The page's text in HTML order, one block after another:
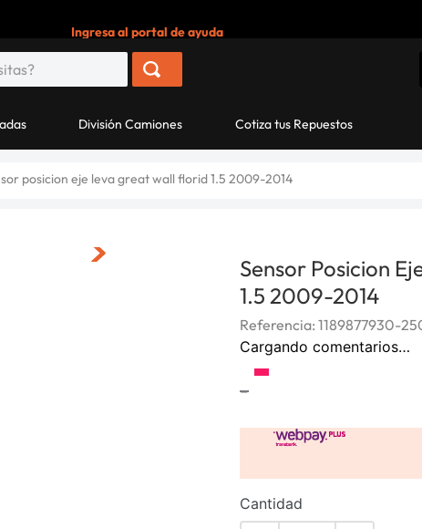
Ingresa al portal de ayuda
División Camiones Cotiza tus Repuestos
posicion eje leva great wall florid 1.5 2009-2014
Sensor Posicion
1.5 2009-2014
Referencia: 1189877930-
Cargando comentarios…
-
Cantidad